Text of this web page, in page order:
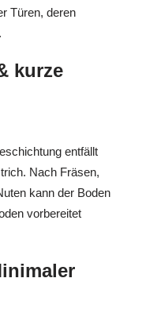
Türen, deren
kurze
entfällt
Nach Fräsen,
kann der Boden
vorbereitet